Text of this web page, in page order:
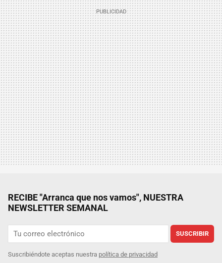
RECIBE "Arranca que nos vamos", NUESTRA
NEWSLETTER SEMANAL
SUSCRIBIR
Suscribiéndote aceptas nuestra política de privacidad